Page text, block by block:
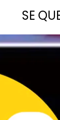
SE